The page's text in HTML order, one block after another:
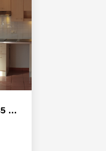
Maison Montaigu - 44.35 M2